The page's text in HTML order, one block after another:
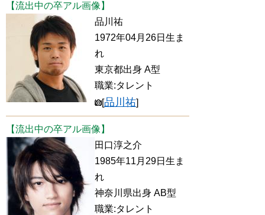
【流出中の卒アル画像】
品川祐
1972年04月26日生ま
れ
東京都出身 A型
職業:タレント
[品川祐]
【流出中の卒アル画像】
田口淳之介
1985年11月29日生ま
れ
神奈川県出身 AB型
職業:タレント